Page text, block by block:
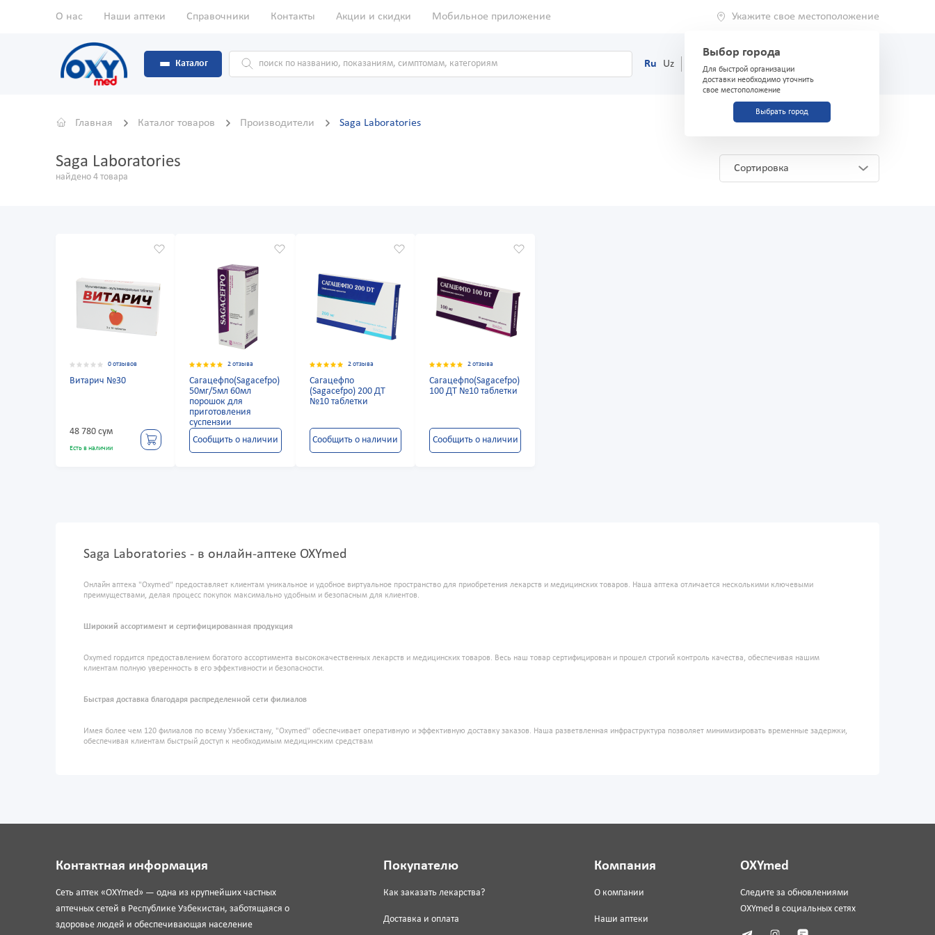
О нас Наши аптеки Справочники Контакты Акции и скидки Мобильное приложение Укажите свое местоположение
Выбор города
Для быстрой организации
доставки необходимо уточнить
свое местоположение
Выбрать город
Каталог Ru Uz (71) 200-03-03
Главная Каталог товаров Производители Saga Laboratories
Saga Laboratories
найдено 4 товара
Сортировка
0 отзывов
Витарич №30
48 780 сум
Есть в наличии
2 отзыва
Сагацефпо(Sagacefpo)
50мг/5мл 60мл
порошок для
приготовления
суспензии
Сообщить о наличии
2 отзыва
Сагацефпо
(Sagacefpo) 200 ДТ
№10 таблетки
Сообщить о наличии
2 отзыва
Сагацефпо(Sagacefpo)
100 ДТ №10 таблетки
Сообщить о наличии
Saga Laboratories - в онлайн-аптеке OXYmed
Онлайн аптека "Oxymed" предоставляет клиентам уникальное и удобное виртуальное пространство для приобретения лекарств и медицинских товаров. Наша аптека отличается несколькими ключевыми
преимуществами, делая процесс покупок максимально удобным и безопасным для клиентов.
Широкий ассортимент и сертифицированная продукция
Oxymed гордится предоставлением богатого ассортимента высококачественных лекарств и медицинских товаров. Весь наш товар сертифицирован и прошел строгий контроль качества, обеспечивая нашим
клиентам полную уверенность в его эффективности и безопасности.
Быстрая доставка благодаря распределенной сети филиалов
Имея более чем 120 филиалов по всему Узбекистану, "Oxymed" обеспечивает оперативную и эффективную доставку заказов. Наша разветвленная инфраструктура позволяет минимизировать временные задержки,
обеспечивая клиентам быстрый доступ к необходимым медицинским средствам
Контактная информация
Сеть аптек «OXYmed» — одна из крупнейших частных
аптечных сетей в Республике Узбекистан, заботящаяся о
здоровье людей и обеспечивающая население
Покупателю
Как заказать лекарства?
Доставка и оплата
Компания
О компании
Наши аптеки
OXYmed
Следите за обновлениями
OXYmed в социальных сетях